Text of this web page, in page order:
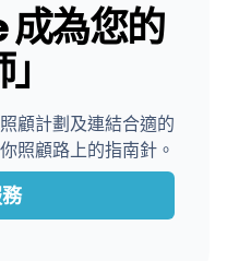
成為您的
顧計劃及連結合適的
照顧路上的指南針。